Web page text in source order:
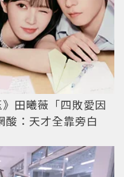
田曦薇「四敗愛因
酸：天才全靠旁白